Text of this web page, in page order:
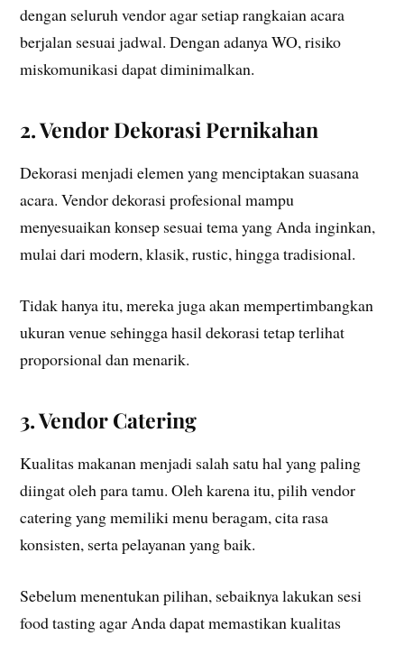
dengan seluruh vendor agar setiap rangkaian acara
berjalan sesuai jadwal. Dengan adanya WO, risiko
miskomunikasi dapat diminimalkan.
2. Vendor Dekorasi Pernikahan
Dekorasi menjadi elemen yang menciptakan suasana
acara. Vendor dekorasi profesional mampu
menyesuaikan konsep sesuai tema yang Anda inginkan,
mulai dari modern, klasik, rustic, hingga tradisional.
Tidak hanya itu, mereka juga akan mempertimbangkan
ukuran venue sehingga hasil dekorasi tetap terlihat
proporsional dan menarik.
3. Vendor Catering
Kualitas makanan menjadi salah satu hal yang paling
diingat oleh para tamu. Oleh karena itu, pilih vendor
catering yang memiliki menu beragam, cita rasa
konsisten, serta pelayanan yang baik.
Sebelum menentukan pilihan, sebaiknya lakukan sesi
food tasting agar Anda dapat memastikan kualitas